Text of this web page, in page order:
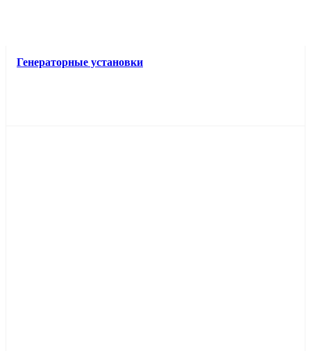
Генераторные установки